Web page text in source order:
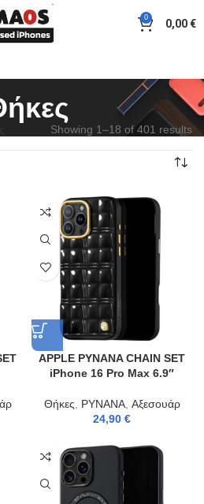
0 0,00€
Showing 1–18 of 401 results
APPLE PYNANA CHAIN SET
iPhone 16 Pro Max 6.9″
Θήκες PYNANA, Αξεσουάρ
24,90 €